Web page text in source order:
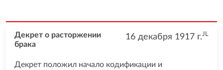
16 декабря 1917 г.JL
Декрет о расторжении
брака
Декрет положил начало кодификации и